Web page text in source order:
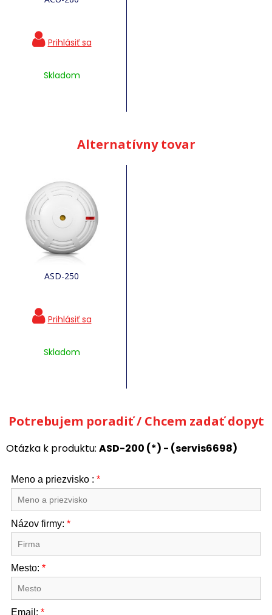
Skladom
Alternatívny tovar
ASD-250
Skladom
Potrebujem poradiť / Chcem zadať dopyt
Otázka k produktu: ASD-200 (*) - (servis6698)